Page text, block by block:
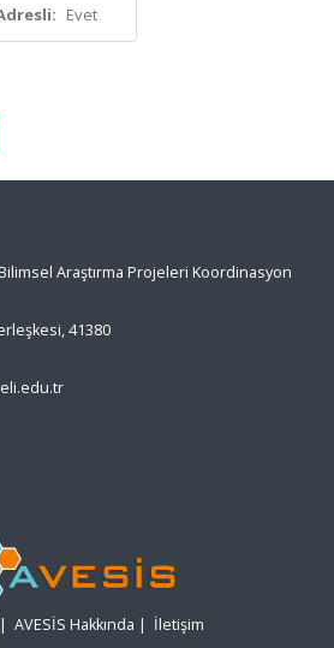
Evet
Araştırma Projeleri Koordinasyon
41380
| AVESİS Hakkında | İletişim